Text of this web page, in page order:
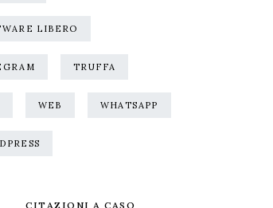
LIBERO
TRUFFA
WEB WHATSAPP
CITAZIONI A CASO